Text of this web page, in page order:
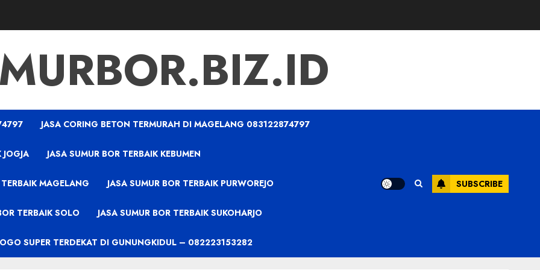
JASA CORING BETON TERMURAH DI MAGELANG 083122874797
JOGJA JASA SUMUR BOR TERBAIK KEBUMEN
MAGELANG JASA SUMUR BOR TERBAIK PURWOREJO
TERBAIK SOLO JASA SUMUR BOR TERBAIK SUKOHARJO
SUPER TERDEKAT DI GUNUNGKIDUL – 082223153282
SUBSCRIBE